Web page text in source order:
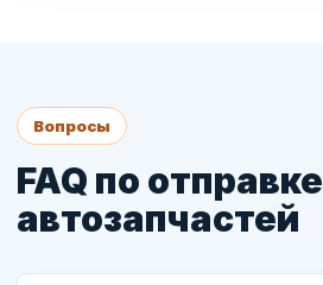
Вопросы
FAQ по отправке
автозапчастей